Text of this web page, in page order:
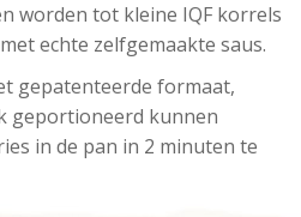
worden tot kleine IQF korrels
echte zelfgemaakte saus.
gepatenteerde formaat,
geportioneerd kunnen
in de pan in 2 minuten te